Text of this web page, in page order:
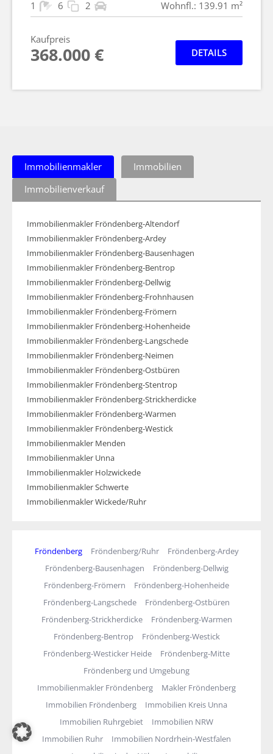
1 6 2 Wohnfl.: 139.91 m²
Kaufpreis
368.000 € DETAILS
Immobilienmakler
Immobilien
Immobilienverkauf
Immobilienmakler Fröndenberg-Altendorf
Immobilienmakler Fröndenberg-Ardey
Immobilienmakler Fröndenberg-Bausenhagen
Immobilienmakler Fröndenberg-Bentrop
Immobilienmakler Fröndenberg-Dellwig
Immobilienmakler Fröndenberg-Frohnhausen
Immobilienmakler Fröndenberg-Frömern
Immobilienmakler Fröndenberg-Hohenheide
Immobilienmakler Fröndenberg-Langschede
Immobilienmakler Fröndenberg-Neimen
Immobilienmakler Fröndenberg-Ostbüren
Immobilienmakler Fröndenberg-Stentrop
Immobilienmakler Fröndenberg-Strickherdicke
Immobilienmakler Fröndenberg-Warmen
Immobilienmakler Fröndenberg-Westick
Immobilienmakler Menden
Immobilienmakler Unna
Immobilienmakler Holzwickede
Immobilienmakler Schwerte
Immobilienmakler Wickede/Ruhr
Fröndenberg Fröndenberg/Ruhr
Fröndenberg-Ardey
Fröndenberg-Bausenhagen
Fröndenberg-Dellwig
Fröndenberg-Frömern
Fröndenberg-Hohenheide
Fröndenberg-Langschede
Fröndenberg-Ostbüren
Fröndenberg-Strickherdicke
Fröndenberg-Warmen
Fröndenberg-Bentrop
Fröndenberg-Westick
Fröndenberg-Westicker Heide
Fröndenberg-Mitte
Fröndenberg und Umgebung
Immobilienmakler Fröndenberg
Makler Fröndenberg
Immobilien Fröndenberg
Immobilien Kreis Unna
Immobilien Ruhrgebiet
Immobilien NRW
Immobilien Ruhr
Immobilien Nordrhein-Westfalen